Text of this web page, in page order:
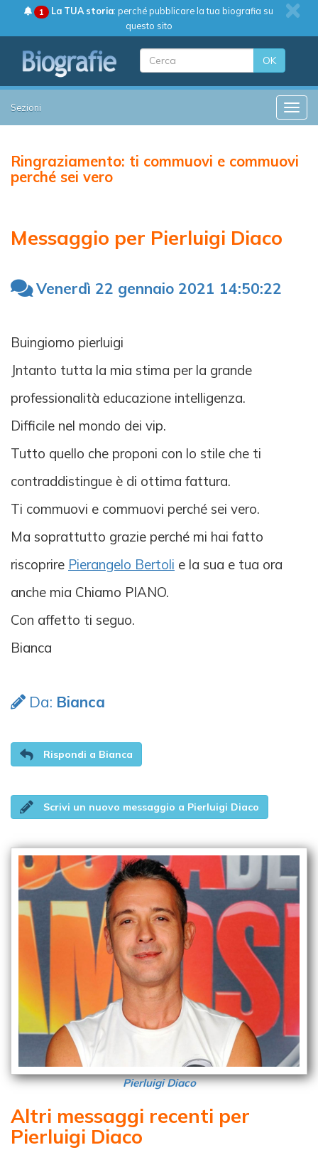
1 La TUA storia: perché pubblicare la tua biografia su
questo sito
OK
Sezioni
Ringraziamento: ti commuovi e commuovi
perché sei vero
Messaggio per Pierluigi Diaco
Venerdì 22 gennaio 2021 14:50:22
Buingiorno pierluigi
Jntanto tutta la mia stima per la grande
professionalità educazione intelligenza.
Difficile nel mondo dei vip.
Tutto quello che proponi con lo stile che ti
contraddistingue è di ottima fattura.
Ti commuovi e commuovi perché sei vero.
Ma soprattutto grazie perché mi hai fatto
riscoprire Pierangelo Bertoli e la sua e tua ora
anche mia Chiamo PIANO.
Con affetto ti seguo.
Bianca
Da: Bianca
Rispondi a Bianca
Scrivi un nuovo messaggio a Pierluigi Diaco
Pierluigi Diaco
Altri messaggi recenti per
Pierluigi Diaco